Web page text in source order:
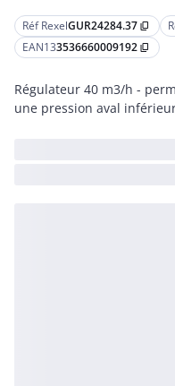
Réf RexelGUR24284.37 content_copy
EAN133536660009192 content_copy
Régulateur 40 m3/h -
une pression aval